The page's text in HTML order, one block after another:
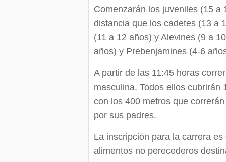
Comenzarán los juveniles (15 a
distancia que los cadetes (13 a
(11 a 12 años) y Alevines (9 a
años) y Prebenjamines (4-6
A partir de las 11:45 horas
masculina. Todos ellos
con los 400 metros que
por sus padres.
La inscripción para la carrera
alimentos no perecederos